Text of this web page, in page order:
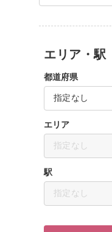
エリア・駅
都道府県
指定なし
エリア
指定なし
駅
指定なし